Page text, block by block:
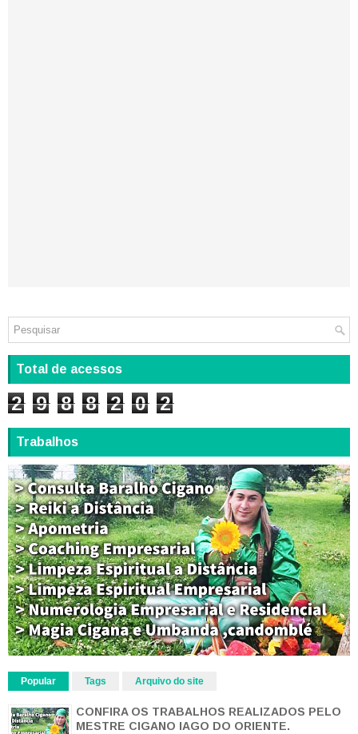
Total de acessos
2 9 8 8 2 0 2
Trabalhos
Popular Tags Arquivo do site
CONFIRA OS TRABALHOS REALIZADOS PELO
MESTRE CIGANO IAGO DO ORIENTE.